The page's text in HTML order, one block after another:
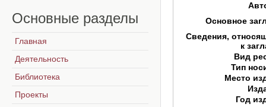
Основное
Сведения,
к
Вид
Тип
Место
Год
Основные разделы
Главная
Деятельность
Библиотека
Проекты